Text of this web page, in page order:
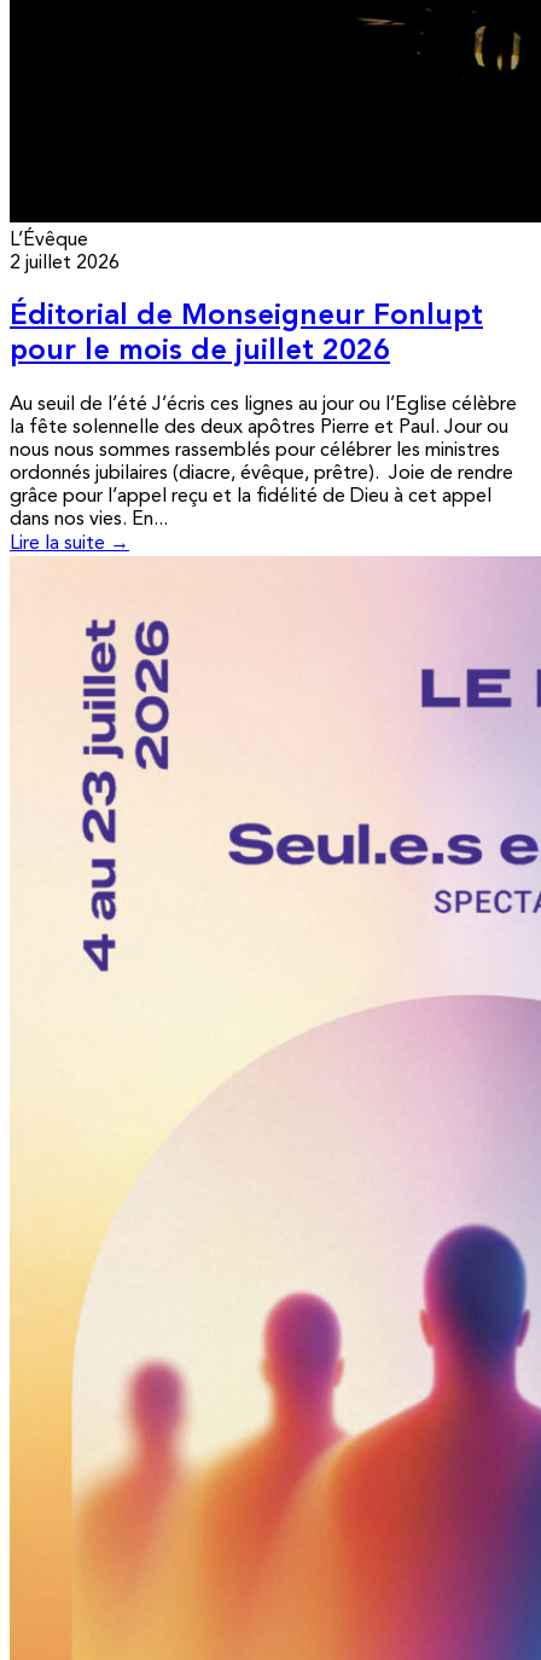
L’Évêque
2 juillet 2026
Éditorial de Monseigneur Fonlupt
pour le mois de juillet 2026
Au seuil de l’été J’écris ces lignes au jour ou l’Eglise célèbre
la fête solennelle des deux apôtres Pierre et Paul. Jour ou
nous nous sommes rassemblés pour célébrer les ministres
ordonnés jubilaires (diacre, évêque, prêtre). Joie de rendre
grâce pour l’appel reçu et la fidélité de Dieu à cet appel
dans nos vies. En...
Lire la suite →